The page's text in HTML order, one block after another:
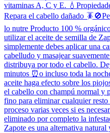
vitaminas A, C y E.
Repara el cabello dañado
lo nutre Producto 100 %
utilizar el aceite de semilla de
simplemente debes aplicar una
cabelludo y masajear
distribuya por todo el cabello.
minutos ⏰️o incluso toda la
aceite haga efecto sobre los
el cabello con champú normal y
fino para eliminar cualquier
proceso varias veces si es
eliminado por completo la
Zapote es una alternativa